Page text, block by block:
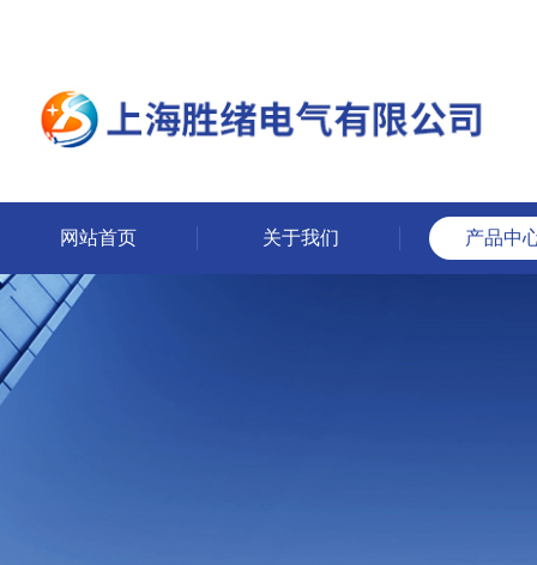
网站首页 关于我们 产品中